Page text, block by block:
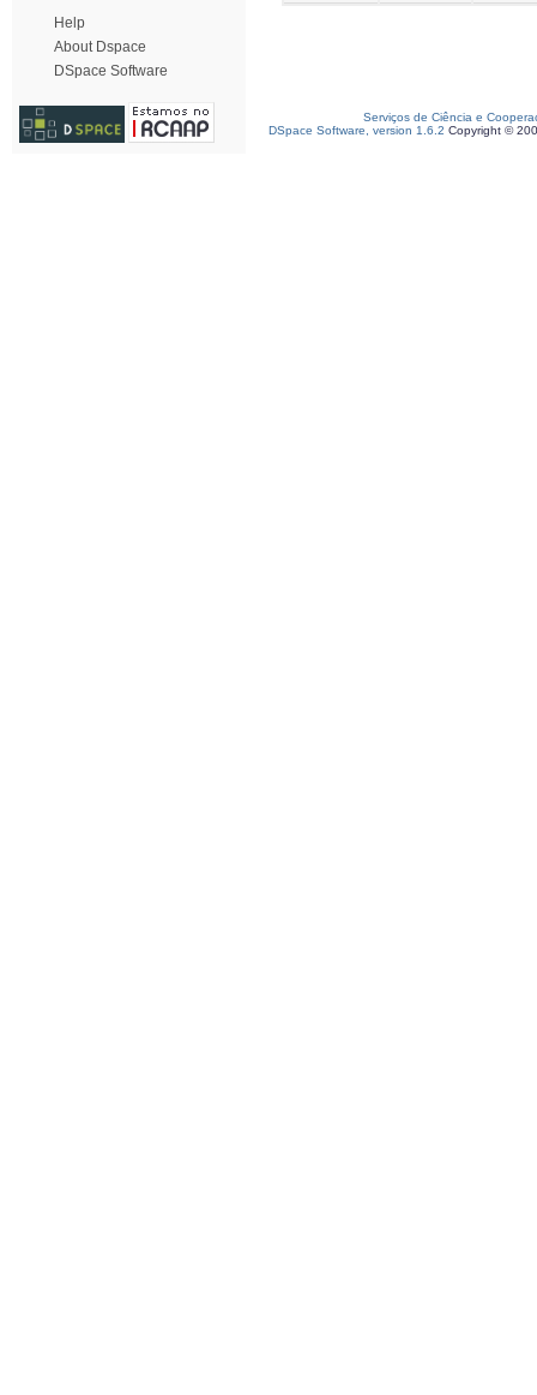
Help
About Dspace
DSpace Software
Serviços de Ciência e
DSpace Software, version 1.6.2 Copyright ©